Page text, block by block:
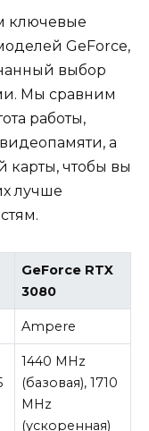
ключевые
GeForce,
выбор
Мы сравним
работы,
а
чтобы вы
лучше
GeForce RTX
3080
Ampere
1440 MHz
(базовая), 1710
MHz
(ускоренная)